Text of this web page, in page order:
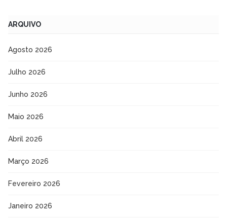
ARQUIVO
Agosto 2026
Julho 2026
Junho 2026
Maio 2026
Abril 2026
Março 2026
Fevereiro 2026
Janeiro 2026